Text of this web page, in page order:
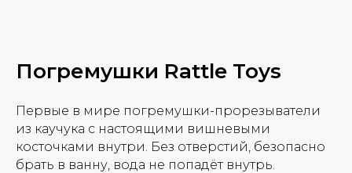
Погремушки Rattle Toys
Первые в мире погремушки-прорезыватели
из каучука с настоящими вишневыми
косточками внутри. Без отверстий, безопасно
брать в ванну, вода не попадёт внутрь.